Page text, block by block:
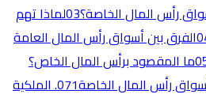
رأس المال الخاصة؟03لماذا تهم
الفرق بين أسواق رأس المال العامة
ما المقصود برأس المال الخاص؟
رأس المال الخاصة 071. الملكية